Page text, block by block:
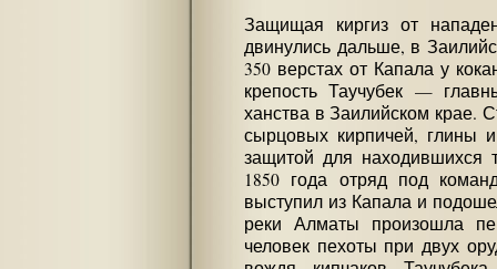
Защищая киргиз от
двинулись дальше, в
350 верстах от Капала у
крепость Таучубек —
ханства в Заилийском крае.
сырцовых кирпичей, глины
защитой для находившихся
1850 года отряд под
выступил из Капала и
реки Алматы произошла
человек пехоты при двух